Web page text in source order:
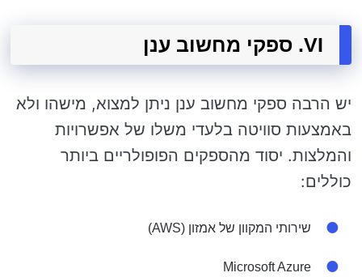
VI. ספקי מחשוב ענן
יש הרבה ספקי מחשוב ענן ניתן למצוא, מישהו ולא
באמצעות סוויטה בלעדי משלו של אפשרויות
והמלצות. יסוד מהספקים הפופולריים ביותר
כוללים:
שירותי המקוון של אמזון (AWS)
Microsoft Azure